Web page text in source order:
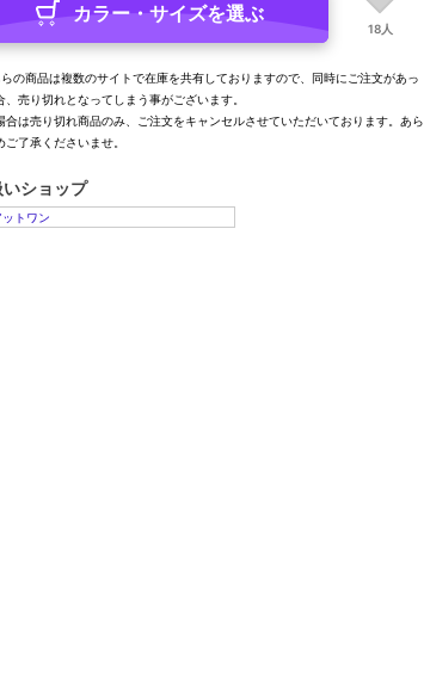
カラー・サイズを選ぶ
18人
の商品は複数のサイトで在庫を共有しておりますので、同時にご注文があっ
、売り切れとなってしまう事がございます。
合は売り切れ商品のみ、ご注文をキャンセルさせていただいております。あら
ご了承くださいませ。
ショップ